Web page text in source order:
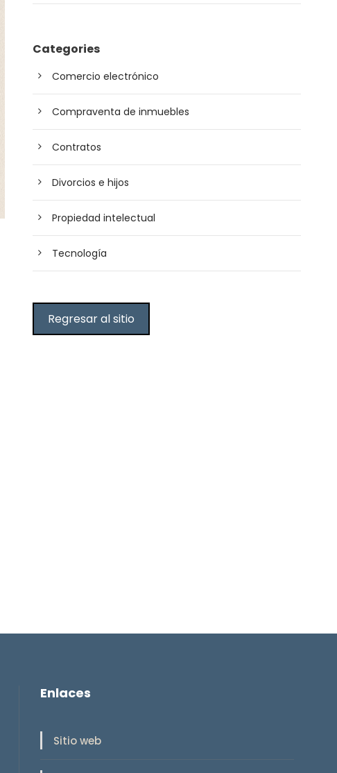
Categories
Comercio electrónico
Compraventa de inmuebles
Contratos
Divorcios e hijos
Propiedad intelectual
Tecnología
Regresar al sitio
Enlaces
Sitio web